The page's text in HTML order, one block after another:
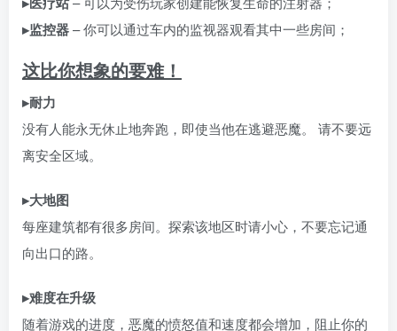
▸监控器– 你可以通过车内的监视器观看其中一些房间；
这比你想象的要难！
▸耐力
没有人能永无休止地奔跑，即使当他在逃避恶魔。 请不要远
离安全区域。
▸大地图
每座建筑都有很多房间。探索该地区时请小心，不要忘记通
向出口的路。
▸难度在升级
随着游戏的进度，恶魔的愤怒值和速度都会增加，阻止你的